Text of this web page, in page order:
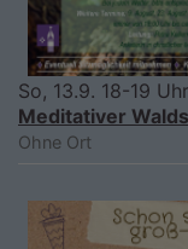
So, 13.9. 18-19 Uhr
Meditativer
Ohne Ort